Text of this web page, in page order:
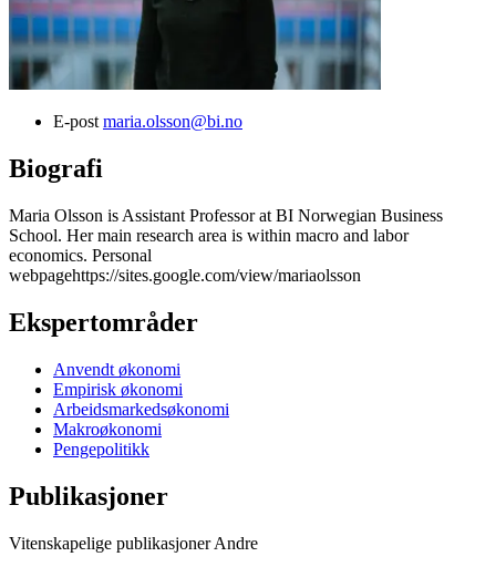
E-post maria.olsson@bi.no
Biografi
Maria Olsson is Assistant Professor at BI Norwegian Business
School. Her main research area is within macro and labor
economics. Personal
webpagehttps://sites.google.com/view/mariaolsson
Ekspertområder
Anvendt økonomi
Empirisk økonomi
Arbeidsmarkedsøkonomi
Makroøkonomi
Pengepolitikk
Publikasjoner
Vitenskapelige publikasjonerAndre